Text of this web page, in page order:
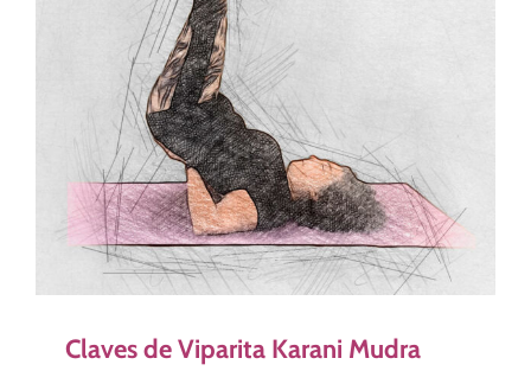
Claves de Viparita Karani Mudra